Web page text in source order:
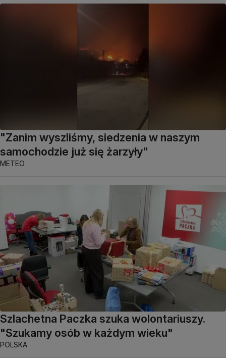
"Zanim wyszliśmy, siedzenia w naszym
samochodzie już się żarzyły"
METEO
Szlachetna Paczka szuka wolontariuszy.
"Szukamy osób w każdym wieku"
POLSKA